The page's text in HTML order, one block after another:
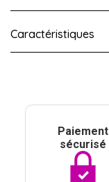
Caractéristiques
Paiement
sécurisé